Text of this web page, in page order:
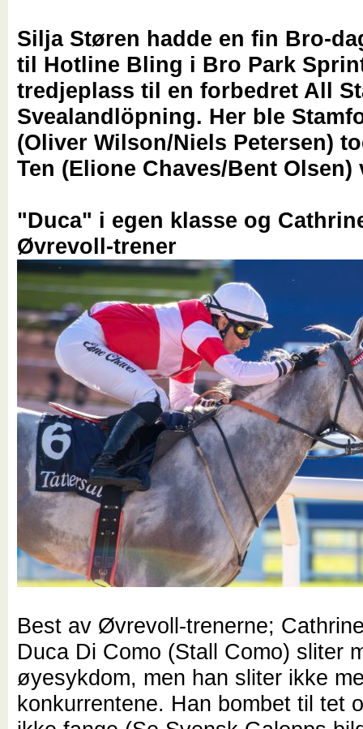
Silja Støren hadde en fin Bro-
til Hotline Bling i Bro Park
tredjeplass til en forbedret All
Svealandlöpning. Her ble
(Oliver Wilson/Niels Petersen)
Ten (Elione Chaves/Bent Olsen)
"Duca" i egen klasse og
Øvrevoll-trener
Best av Øvrevoll-trenerne;
Duca Di Como (Stall Como) sliter
øyesykdom, men han sliter ikke
konkurrentene. Han bombet til tet